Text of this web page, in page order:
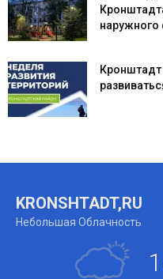
наружного
KRONSHTADT,RU
Небольшая Облачность